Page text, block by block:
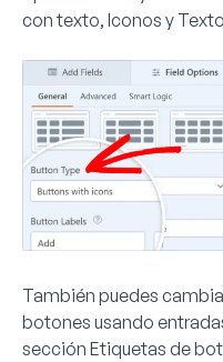
con texto, Iconos y
También puedes
botones usando
sección Etiquetas de